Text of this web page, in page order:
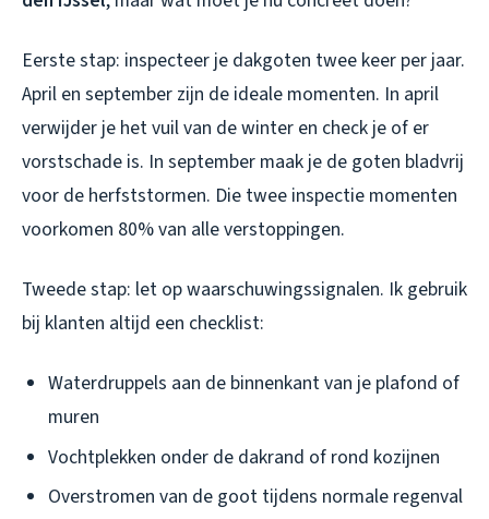
Eerste stap: inspecteer je dakgoten twee keer per jaar.
April en september zijn de ideale momenten. In april
verwijder je het vuil van de winter en check je of er
vorstschade is. In september maak je de goten bladvrij
voor de herfststormen. Die twee inspectie momenten
voorkomen 80% van alle verstoppingen.
Tweede stap: let op waarschuwingssignalen. Ik gebruik
bij klanten altijd een checklist:
Waterdruppels aan de binnenkant van je plafond of
muren
Vochtplekken onder de dakrand of rond kozijnen
Overstromen van de goot tijdens normale regenval